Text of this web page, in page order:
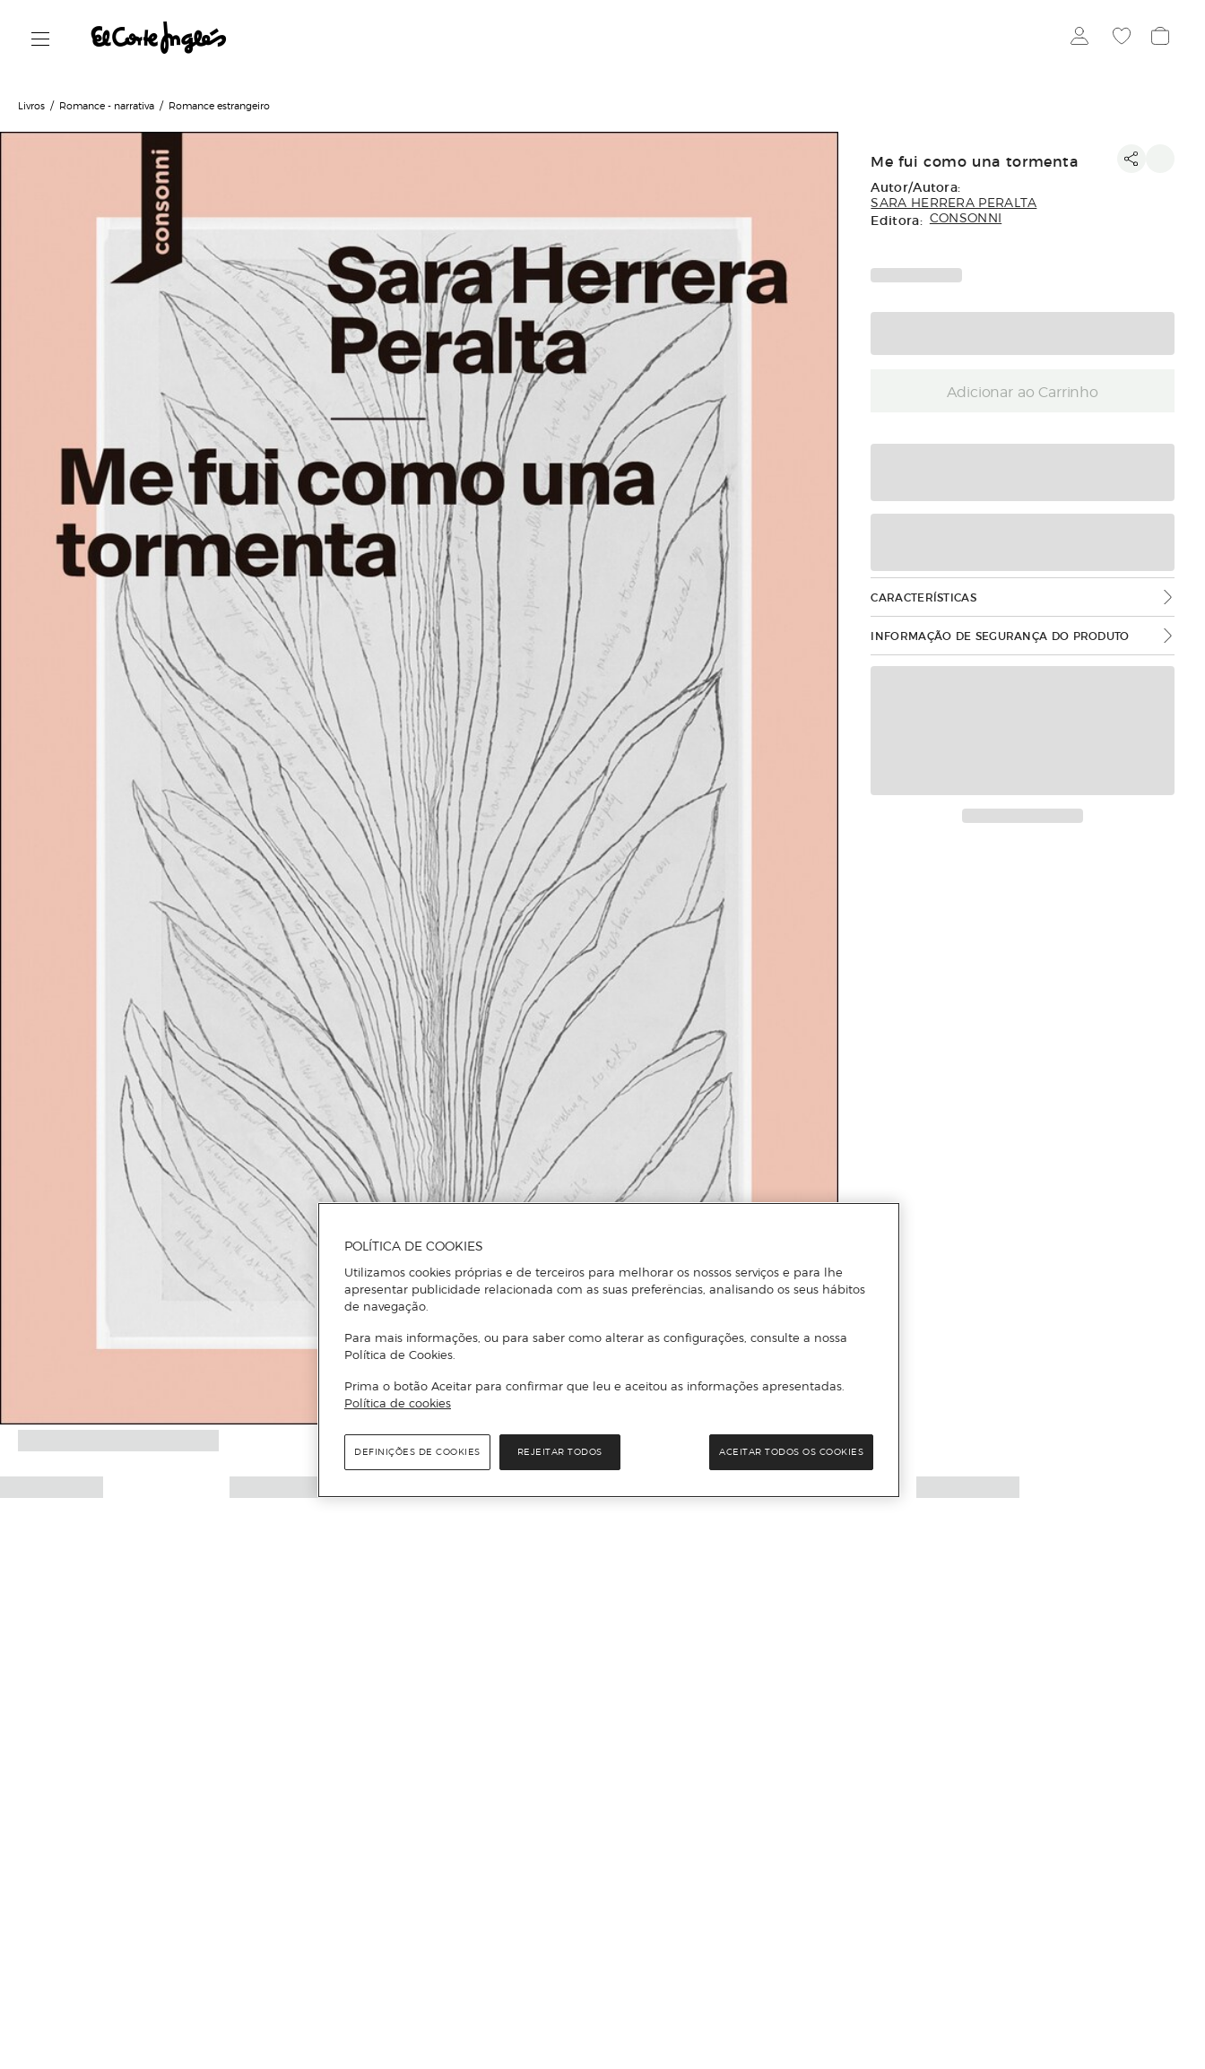
Livros Romance - narrativa Romance estrangeiro
Me fui como una tormenta
Autor/Autora:
SARA HERRERA PERALTA
Editora: CONSONNI
Adicionar ao Carrinho
CARACTERÍSTICAS
INFORMAÇÃO DE SEGURANÇA DO PRODUTO
POLÍTICA DE COOKIES
Utilizamos cookies próprias e de terceiros para melhorar os nossos serviços e para lhe
apresentar publicidade relacionada com as suas preferências, analisando os seus hábitos
de navegação.
Para mais informações, ou para saber como alterar as configurações, consulte a nossa
Política de Cookies.
Prima o botão Aceitar para confirmar que leu e aceitou as informações apresentadas.
Política de cookies
REJEITAR TODOS ACEITAR TODOS OS COOKIES
DEFINIÇÕES DE COOKIES